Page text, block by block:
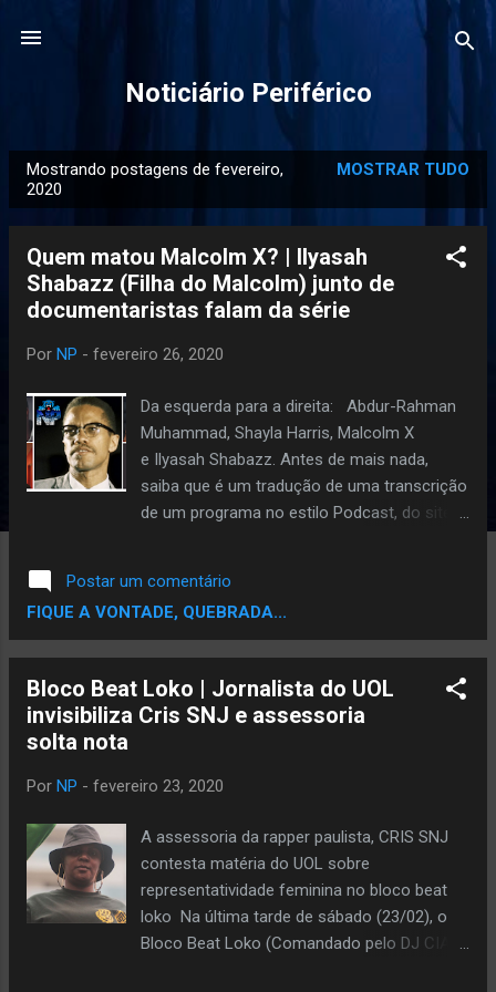
Noticiário Periférico
o
Mostrando postagens de fevereiro,
2020
MOSTRAR TUDO
Quem matou Malcolm X? | Ilyasah
Shabazz (Filha do Malcolm) junto de
documentaristas falam da série
Por NP - fevereiro 26, 2020
Da esquerda para a direita: Abdur-Rahman
Muhammad, Shayla Harris, Malcolm X
e Ilyasah Shabazz. Antes de mais nada,
saiba que é um tradução de uma transcrição
de um programa no estilo Podcast, do site
Rahman Muhammad , homem que
investigou e entrevistou várias pessoas no
documentário "Quem matou Malcolm X" ,
juntamente com a produtora e jornalista
Shayla Harris e também a Ilyasah Shabazz ,
em duas partes: Quem matou Malcolm X e
do Malcolm X e A. Peter Bailey, amigo
pessoal falam sobre a vida e legado do
Malcolm X A primeira parte é sobre quem
matou, portanto, a maioria das perguntas
são direcionadas ao Abdur-Rahman
Postar um comentário
FIQUE A VONTADE, QUEBRADA...
Bloco Beat Loko | Jornalista do UOL
invisibiliza Cris SNJ e assessoria
solta nota
Por NP - fevereiro 23, 2020
A assessoria da rapper paulista, CRIS SNJ
contesta matéria do UOL sobre
representatividade feminina no bloco beat
loko Na última tarde de sábado (23/02), o
Bloco Beat Loko (Comandado pelo DJ CIA )